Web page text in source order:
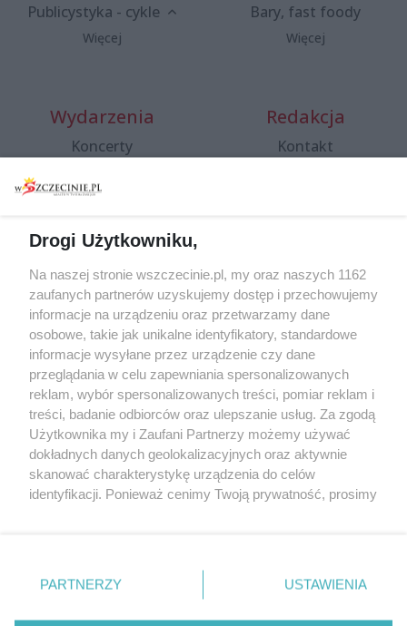
Publicystyka - cykle
Więcej
Bary, fast foody
Więcej
Wydarzenia
Koncerty
Spacery i oprowadzania
targi
Wernisaże
Więcej
Redakcja
Kontakt
Specjalny koncert z okazji
20. urodzin portalu
wSzczecinie.pl
Regulamin konkursów
śniadaniówka "Hej
Szczecin! Jest piątek!"
Partnerzy
Praca Szczecin
© 2026 wSzczecinie.pl
Drogi Użytkowniku,
Na naszej stronie wszczecinie.pl, my oraz naszych 1162
zaufanych partnerów uzyskujemy dostęp i przechowujemy
informacje na urządzeniu oraz przetwarzamy dane
osobowe, takie jak unikalne identyfikatory, standardowe
informacje wysyłane przez urządzenie czy dane
przeglądania w celu zapewniania spersonalizowanych
reklam, wybór spersonalizowanych treści, pomiar reklam i
treści, badanie odbiorców oraz ulepszanie usług. Za zgodą
Użytkownika my i Zaufani Partnerzy możemy używać
dokładnych danych geolokalizacyjnych oraz aktywnie
skanować charakterystykę urządzenia do celów
identyfikacji. Ponieważ cenimy Twoją prywatność, prosimy
prywatności znajdujący się w lewym dolnym rogu strony
. Niektóre rodzaje przetwarzania danych nie wymagają
PARTNERZY USTAWIENIA